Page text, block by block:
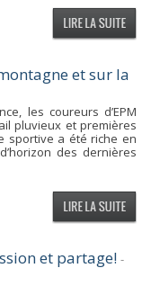
et sur la
les coureurs d’EPM
pluvieux et premières
sportive a été riche en
des dernières
et partage! -